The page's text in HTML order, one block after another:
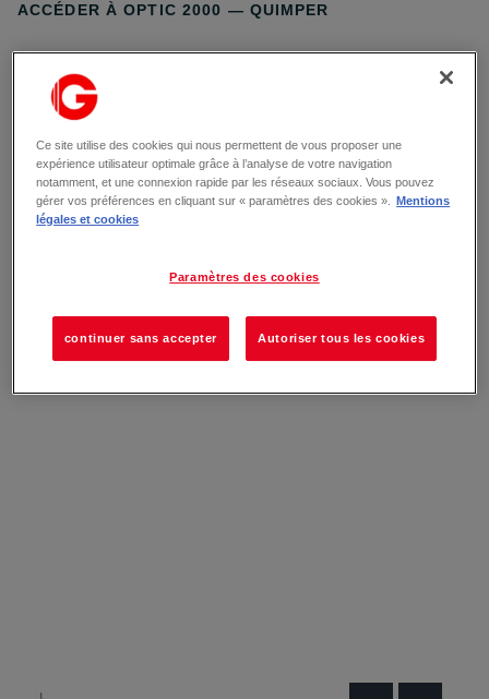
ACCÉDER À OPTIC 2000 — QUIMPER
Ce site utilise des cookies qui nous permettent de vous proposer une
expérience utilisateur optimale grâce à l’analyse de votre navigation
notamment, et une connexion rapide par les réseaux sociaux. Vous pouvez
gérer vos préférences en cliquant sur « paramètres des cookies ».
Mentions
légales et cookies
Paramètres des cookies
continuer sans accepter Autoriser tous les cookies